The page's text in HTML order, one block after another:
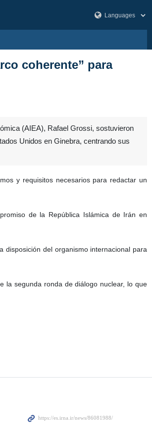
coherente” para
(AIEA), Rafael Grossi, sostuvieron
Unidos en Ginebra, centrando sus
y requisitos necesarios para redactar un
de la República Islámica de Irán en
disposición del organismo internacional para
la segunda ronda de diálogo nuclear, lo que